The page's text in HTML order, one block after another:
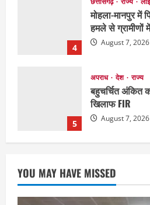
4
मोहला-मानपुर में
हमले से ग्रामीणों
August 7, 2026
5
अपराध देश राज्य
बहुचर्चित अंकित
खिलाफ FIR
August 7, 2026
1
मैक में इंटीरियर
राष्ट्रीय हथकरघा
YOU MAY HAVE MISSED